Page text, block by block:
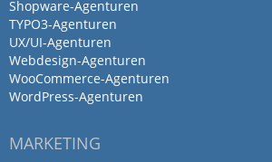
Nicht nötig sich zu melden.
Sucht euch eine andere Agentur
Antwort von mitho® 360° E-
14. Juni 2023
Shopware-Agenturen
TYPO3-Agenturen
UX/UI-Agenturen
Webdesign-Agenturen
WooCommerce-Agenturen
WordPress-Agenturen
MARKETING